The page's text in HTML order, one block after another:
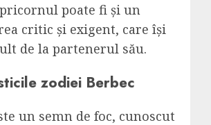
poate fi și un
critic și exigent, care își
de la partenerul său.
zodiei Berbec
un semn de foc, cunoscut